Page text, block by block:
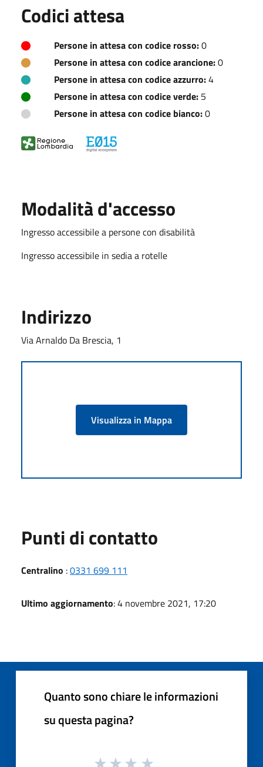
Codici attesa
Persone in attesa con codice rosso:0
Persone in attesa con codice arancione:0
Persone in attesa con codice azzurro:4
Persone in attesa con codice verde: 5
Persone in attesa con codice bianco:0
Modalità d'accesso
Ingresso accessibile a persone con disabilità
Ingresso accessibile in sedia a rotelle
Indirizzo
Via Arnaldo Da Brescia, 1
Visualizza in Mappa
Punti di contatto
Centralino :0331 699 111
Ultimo aggiornamento: 4 novembre 2021, 17:20
Quanto sono chiare le informazioni
su questa pagina?